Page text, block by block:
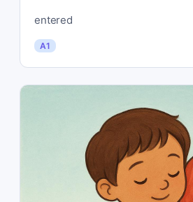
entered
A1